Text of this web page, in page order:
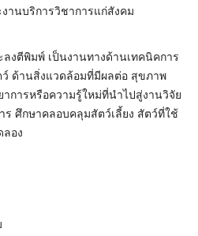
านบริการวิชาการแก่สังคม
งตีพิมพ์ เป็นงานทางด้านเทคนิคการ
ด้านสิ่งแวดล้อมที่มีผลต่อ สุขภาพ
ารหรือความรู้ใหม่ที่นำไปสู่งานวิจัย
ศึกษาคลอบคลุมสัตว์เลี้ยง สัตว์ที่ใช้
อง